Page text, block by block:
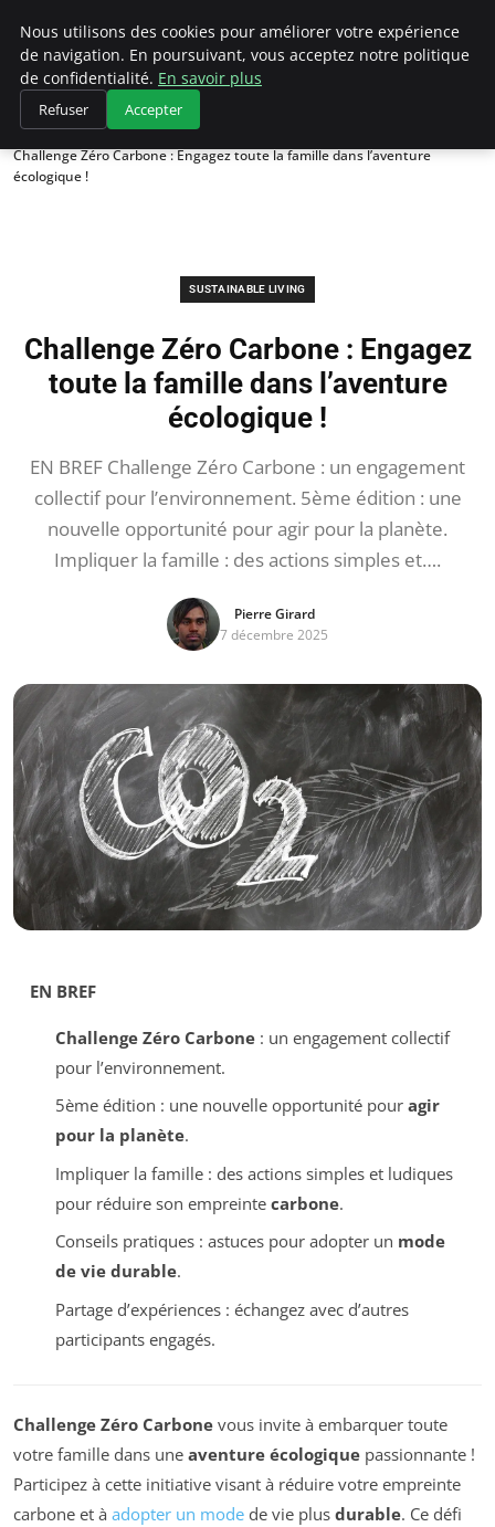
Climategatecountryclub.com
Accueil
Sustainable Living
Challenge Zéro Carbone : Engagez toute la famille dans l’aventure
écologique !
SUSTAINABLE LIVING
Challenge Zéro Carbone : Engagez
toute la famille dans l’aventure
écologique !
EN BREF Challenge Zéro Carbone : un engagement
collectif pour l’environnement. 5ème édition : une
nouvelle opportunité pour agir pour la planète.
Impliquer la famille : des actions simples et….
Pierre Girard
7 décembre 2025
EN BREF
Challenge Zéro Carbone: un engagement collectif
pour l’environnement.
5ème édition : une nouvelle opportunité pour agir
pour la planète.
Impliquer la famille : des actions simples et ludiques
pour réduire son empreinte carbone.
Conseils pratiques : astuces pour adopter un mode
de vie durable.
Partage d’expériences : échangez avec d’autres
participants engagés.
Challenge Zéro Carbone vous invite à embarquer toute
votre famille dans une aventure écologique passionnante !
Participez à cette initiative visant à réduire votre empreinte
carbone et à adopter un mode de vie plus durable. Ce défi
Nous utilisons des cookies pour améliorer votre expérience
de navigation. En poursuivant, vous acceptez notre politique
de confidentialité. En savoir plus
Refuser Accepter